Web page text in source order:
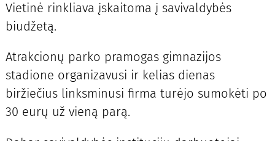
Vietinė rinkliava įskaitoma į savivaldybės
biudžetą.
Atrakcionų parko pramogas gimnazijos
stadione organizavusi ir kelias dienas
biržiečius linksminusi firma turėjo sumokėti po
30 eurų už vieną parą.